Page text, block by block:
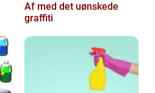
Af med det uønskede
graffiti